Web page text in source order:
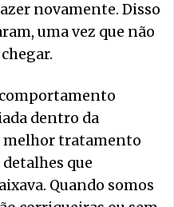
novamente. Disso
uma vez que não
comportamento
dentro da
melhor tratamento
que
Quando somos